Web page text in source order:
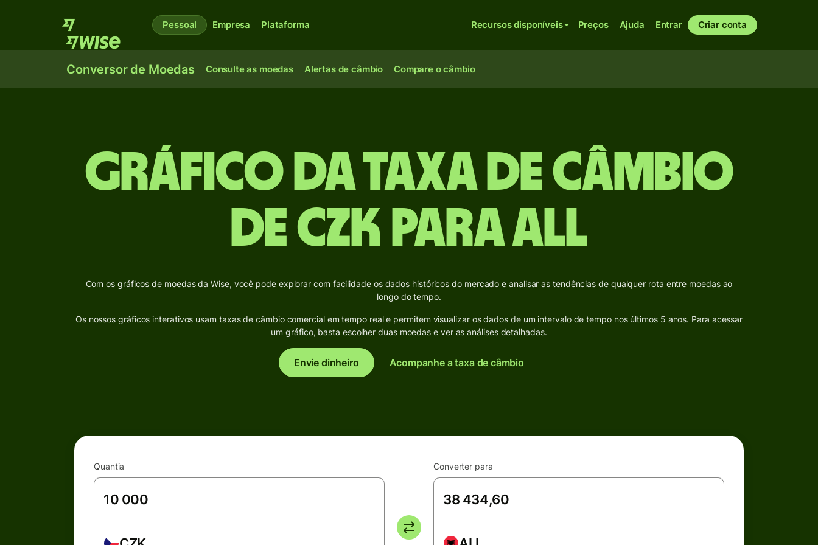
Pessoal Empresa Plataforma Recursos disponíveis Preços Ajuda Entrar Criar conta
Conversor de Moedas Consulte as moedas Alertas de câmbio Compare o câmbio
Gráfico da taxa de câmbio
de CZK para ALL
Com os gráficos de moedas da Wise, você pode explorar com facilidade os dados históricos do mercado e analisar as tendências de qualquer rota entre moedas ao
longo do tempo.
Os nossos gráficos interativos usam taxas de câmbio comercial em tempo real e permitem visualizar os dados de um intervalo de tempo nos últimos 5 anos. Para acessar
um gráfico, basta escolher duas moedas e ver as análises detalhadas.
Envie dinheiro Acompanhe a taxa de câmbio
Quantia Converter para